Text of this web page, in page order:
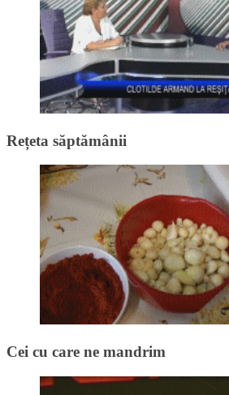
Rețeta săptămânii
Cei cu care ne mandrim